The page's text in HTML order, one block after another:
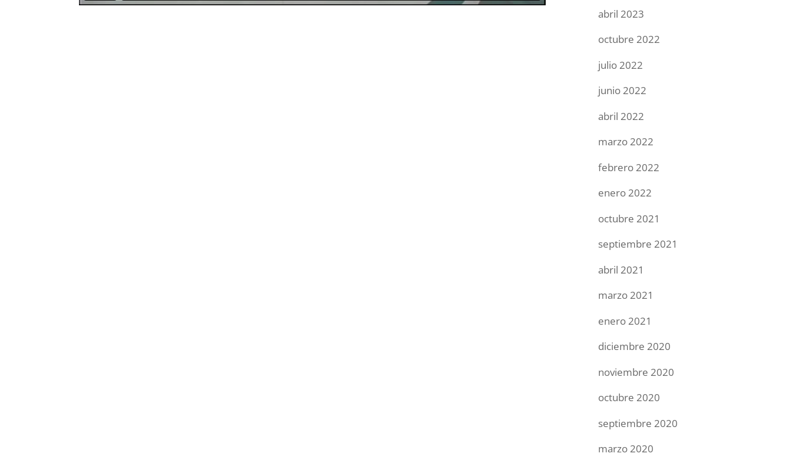
abril 2023
octubre 2022
julio 2022
junio 2022
abril 2022
marzo 2022
febrero 2022
enero 2022
octubre 2021
septiembre 2021
abril 2021
marzo 2021
enero 2021
diciembre 2020
noviembre 2020
octubre 2020
septiembre 2020
marzo 2020